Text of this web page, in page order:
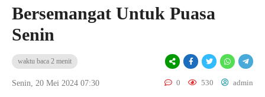
Bersemangat Untuk Puasa
Senin
waktu baca 2 menit
Senin, 20 Mei 2024 07:30 0 530 admin